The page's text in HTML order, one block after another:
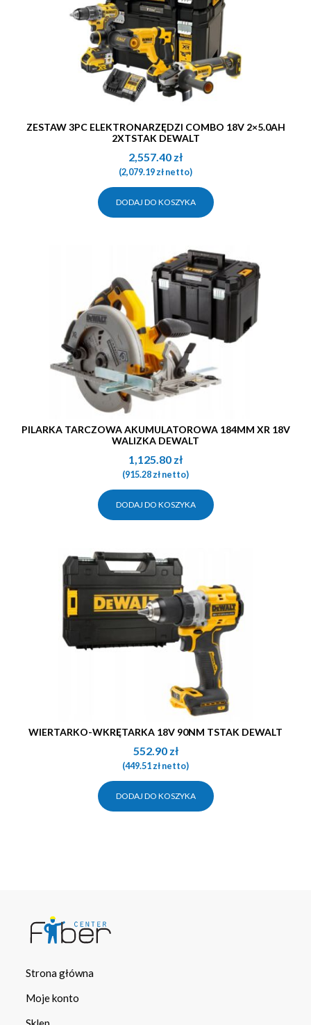
ZESTAW 3PC ELEKTRONARZĘDZI COMBO 18V 2×5.0AH
2XTSTAK DEWALT
2,557.40 zł
(2,079.19złnetto)
DODAJ DO KOSZYKA
PILARKA TARCZOWA AKUMULATOROWA 184MM XR 18V
WALIZKA DEWALT
1,125.80 zł
(915.28złnetto)
DODAJ DO KOSZYKA
WIERTARKO-WKRĘTARKA 18V 90NM TSTAK DEWALT
552.90 zł
(449.51złnetto)
DODAJ DO KOSZYKA
Strona główna
Moje konto